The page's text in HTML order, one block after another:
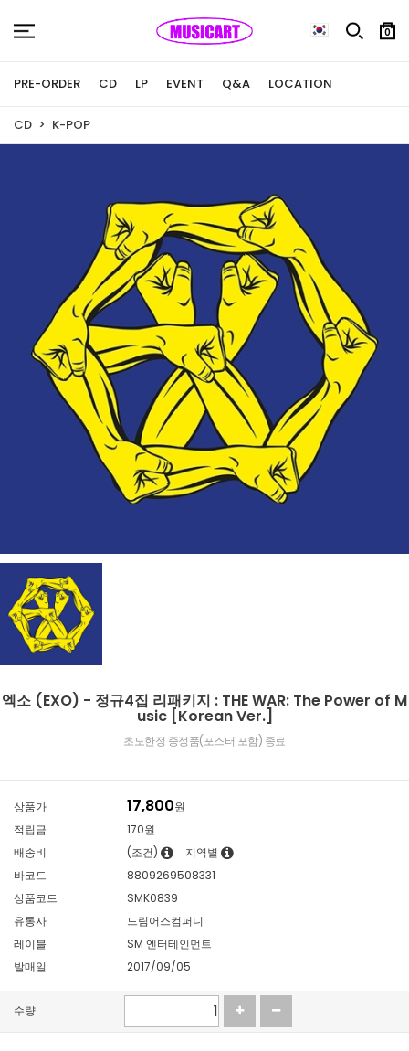
0
PRE-ORDER CD LP EVENT Q&A LOCATION
CD K-POP
엑소 (EXO) - 정규4집 리패키지 : THE WAR: The Power of M
usic [Korean Ver.]
초도한정 증정품(포스터 포함) 종료
상품가 17,800원
적립금
170원
배송비
(조건)
지역별
바코드
8809269508331
상품코드
SMK0839
유통사
드림어스컴퍼니
레이블
SM 엔터테인먼트
발매일
2017/09/05
수량